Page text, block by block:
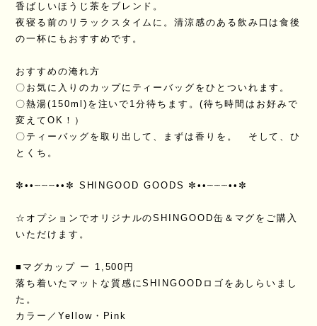
香ばしいほうじ茶をブレンド。
夜寝る前のリラックスタイムに。清涼感のある飲み口は食後
の一杯にもおすすめです。
おすすめの淹れ方
〇お気に入りのカップにティーバッグをひとついれます。
〇熱湯(150ml)を注いで1分待ちます。(待ち時間はお好みで
変えてOK！）
〇ティーバッグを取り出して、まずは香りを。 そして、ひ
とくち。
✼••┈┈┈••✼ SHINGOOD GOODS ✼••┈┈┈••✼
☆オプションでオリジナルのSHINGOOD缶＆マグをご購入
いただけます。
■マグカップ ー 1,500円
落ち着いたマットな質感にSHINGOODロゴをあしらいまし
た。
カラー／Yellow・Pink